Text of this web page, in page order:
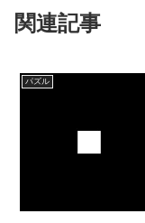
関連記事
パズル